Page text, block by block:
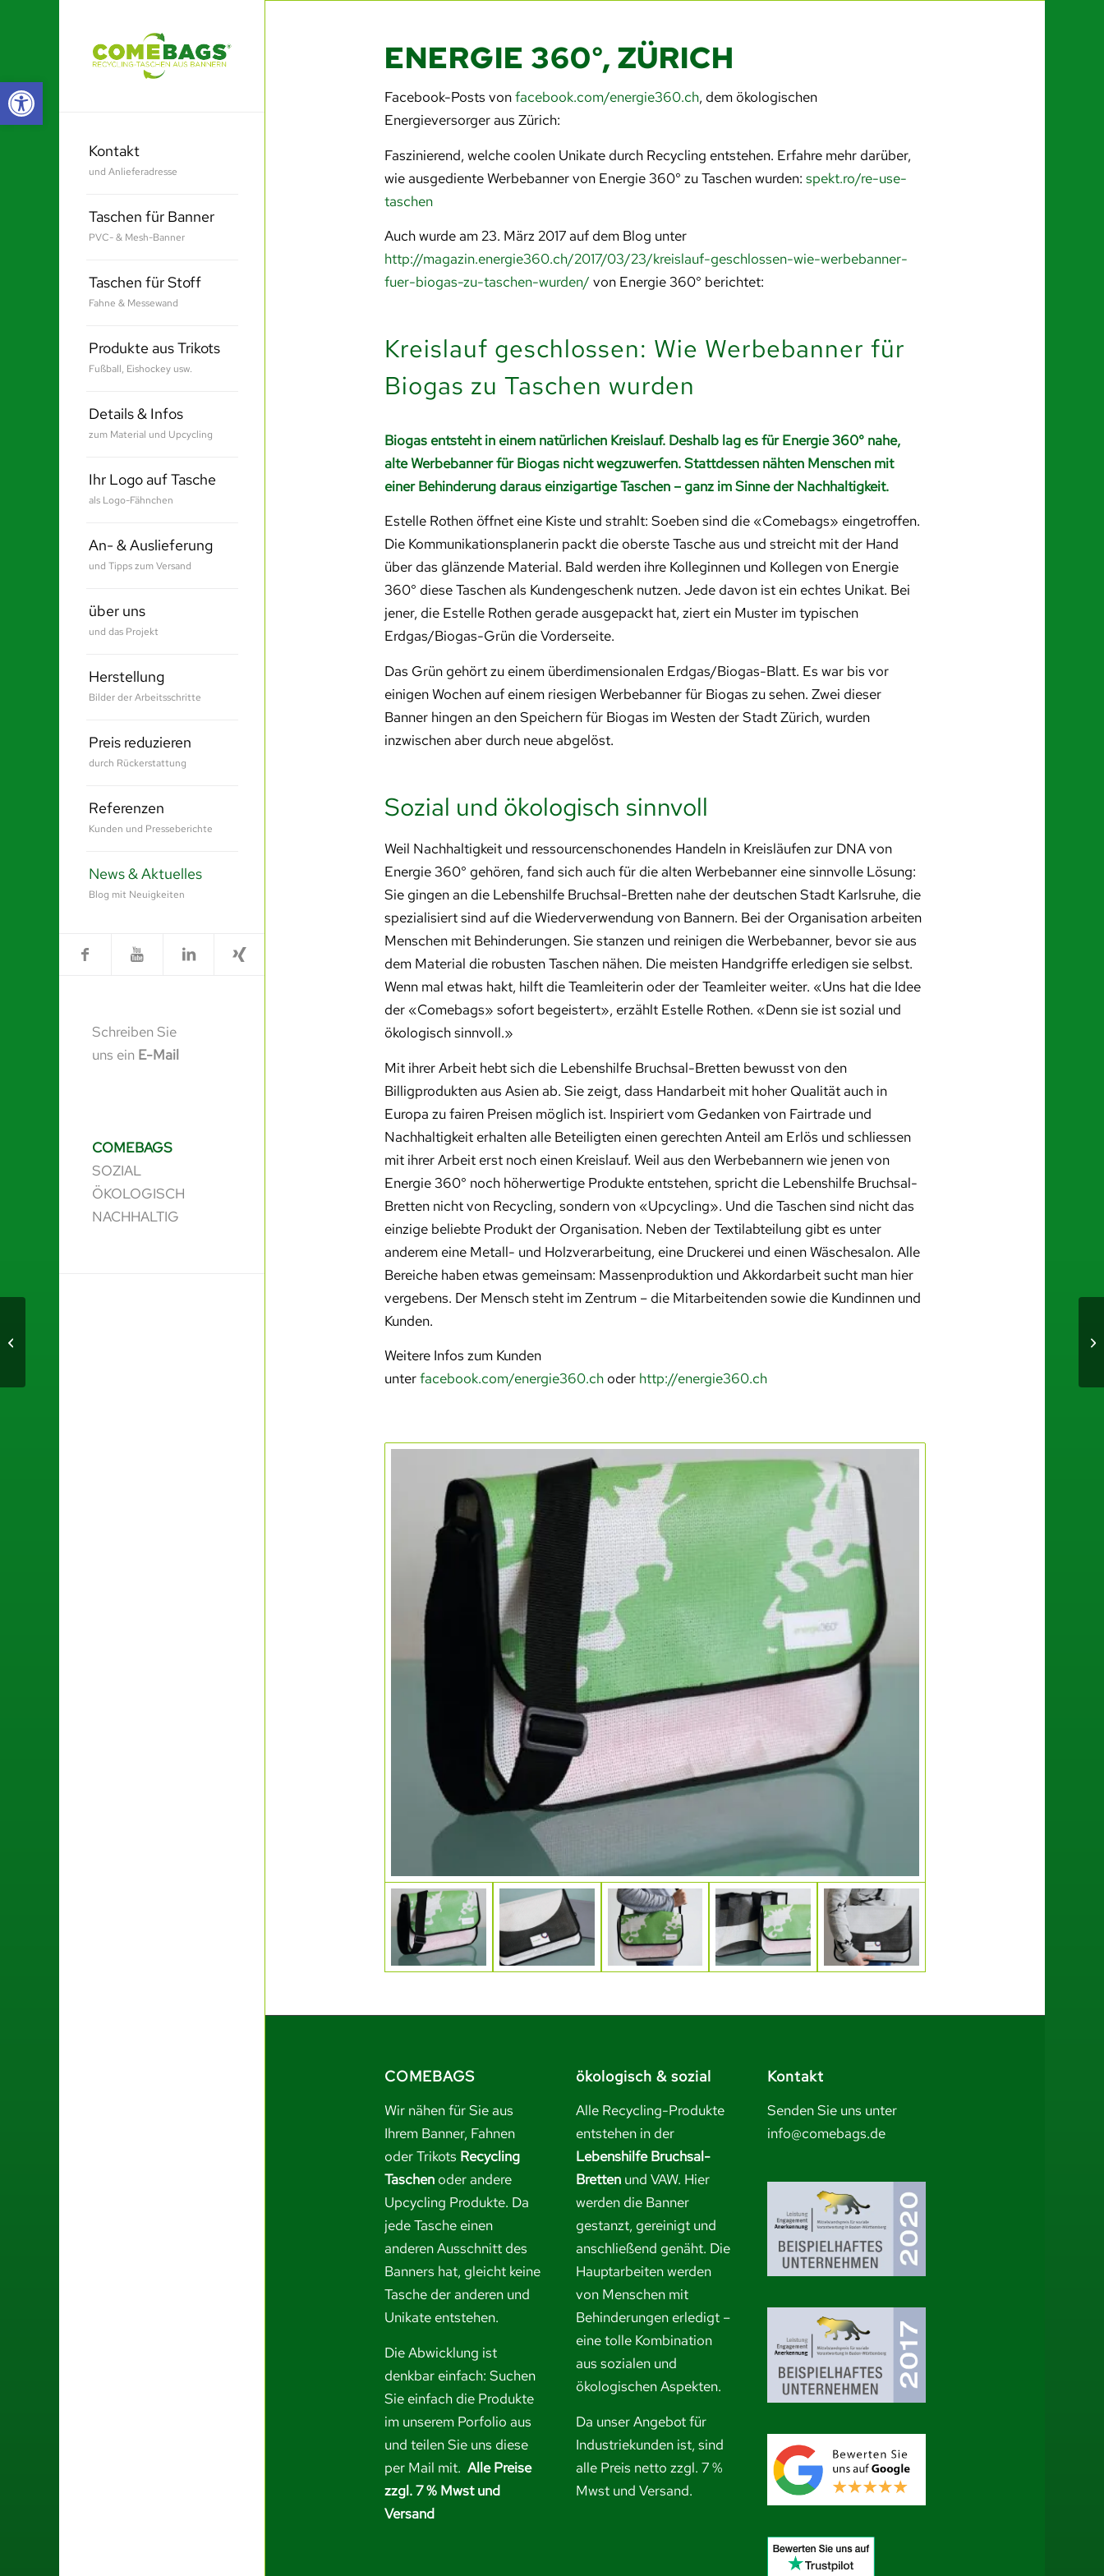
Werkzeugleiste öffnen
Kontakt
und Anlieferadresse
Taschen für Banner
PVC- & Mesh-Banner
Taschen für Stoff
Fahne & Messewand
Produkte aus Trikots
Fußball, Eishockey usw.
Details & Infos
zum Material und Upcycling
Ihr Logo auf Tasche
als Logo-Fähnchen
An- & Auslieferung
und Tipps zum Versand
über uns
und das Projekt
Herstellung
Bilder der Arbeitsschritte
Preis reduzieren
durch Rückerstattung
Referenzen
Kunden und Presseberichte
News & Aktuelles
Blog mit Neuigkeiten
Schreiben Sie
uns ein E-Mail
COMEBAGS
SOZIAL
ÖKOLOGISCH
NACHHALTIG
ENERGIE 360°, ZÜRICH
Facebook-Posts vonfacebook.com/energie360.ch, dem ökologischen
Energieversorger aus Zürich:
Faszinierend, welche coolen Unikate durch Recycling entstehen. Erfahre mehr darüber,
wie ausgediente Werbebanner von Energie 360° zu Taschen wurden: spekt.ro/re-use-
taschen
Auch wurde am 23. März 2017 auf dem Blog unter
http://magazin.energie360.ch/2017/03/23/kreislauf-geschlossen-wie-werbebanner-
fuer-biogas-zu-taschen-wurden/ von Energie 360° berichtet:
Kreislauf geschlossen: Wie Werbebanner für
Biogas zu Taschen wurden
Biogas entsteht in einem natürlichen Kreislauf. Deshalb lag es für Energie 360° nahe,
alte Werbebanner für Biogas nicht wegzuwerfen. Stattdessen nähten Menschen mit
einer Behinderung daraus einzigartige Taschen – ganz im Sinne der Nachhaltigkeit.
Estelle Rothen öffnet eine Kiste und strahlt: Soeben sind die «Comebags» eingetroffen.
Die Kommunikationsplanerin packt die oberste Tasche aus und streicht mit der Hand
über das glänzende Material. Bald werden ihre Kolleginnen und Kollegen von Energie
360° diese Taschen als Kundengeschenk nutzen. Jede davon ist ein echtes Unikat. Bei
jener, die Estelle Rothen gerade ausgepackt hat, ziert ein Muster im typischen
Erdgas/Biogas-Grün die Vorderseite.
Das Grün gehört zu einem überdimensionalen Erdgas/Biogas-Blatt. Es war bis vor
einigen Wochen auf einem riesigen Werbebanner für Biogas zu sehen. Zwei dieser
Banner hingen an den Speichern für Biogas im Westen der Stadt Zürich, wurden
inzwischen aber durch neue abgelöst.
Sozial und ökologisch sinnvoll
Weil Nachhaltigkeit und ressourcenschonendes Handeln in Kreisläufen zur DNA von
Energie 360° gehören, fand sich auch für die alten Werbebanner eine sinnvolle Lösung:
Sie gingen an die Lebenshilfe Bruchsal-Bretten nahe der deutschen Stadt Karlsruhe, die
spezialisiert sind auf die Wiederverwendung von Bannern. Bei der Organisation arbeiten
Menschen mit Behinderungen. Sie stanzen und reinigen die Werbebanner, bevor sie aus
dem Material die robusten Taschen nähen. Die meisten Handgriffe erledigen sie selbst.
Wenn mal etwas hakt, hilft die Teamleiterin oder der Teamleiter weiter. «Uns hat die Idee
der «Comebags» sofort begeistert», erzählt Estelle Rothen. «Denn sie ist sozial und
ökologisch sinnvoll.»
Mit ihrer Arbeit hebt sich die Lebenshilfe Bruchsal-Bretten bewusst von den
Billigprodukten aus Asien ab. Sie zeigt, dass Handarbeit mit hoher Qualität auch in
Europa zu fairen Preisen möglich ist. Inspiriert vom Gedanken von Fairtrade und
Nachhaltigkeit erhalten alle Beteiligten einen gerechten Anteil am Erlös und schliessen
mit ihrer Arbeit erst noch einen Kreislauf. Weil aus den Werbebannern wie jenen von
Energie 360° noch höherwertige Produkte entstehen, spricht die Lebenshilfe Bruchsal-
Bretten nicht von Recycling, sondern von «Upcycling». Und die Taschen sind nicht das
einzige beliebte Produkt der Organisation. Neben der Textilabteilung gibt es unter
anderem eine Metall- und Holzverarbeitung, eine Druckerei und einen Wäschesalon. Alle
Bereiche haben etwas gemeinsam: Massenproduktion und Akkordarbeit sucht man hier
vergebens. Der Mensch steht im Zentrum – die Mitarbeitenden sowie die Kundinnen und
Kunden.
Weitere Infos zum Kunden
unterfacebook.com/energie360.choder http://energie360.ch
COMEBAGS
Wir nähen für Sie aus
Ihrem Banner, Fahnen
oder Trikots Recycling
Taschenoder andere
Upcycling Produkte. Da
jede Tasche einen
anderen Ausschnitt des
Banners hat, gleicht keine
Tasche der anderen und
Unikate entstehen.
Die Abwicklung ist
denkbar einfach: Suchen
Sie einfach die Produkte
im unserem Porfolio aus
und teilen Sie uns diese
per Mail mit. Alle Preise
zzgl. 7 % Mwst und
Versand
ökologisch & sozial
Alle Recycling-Produkte
entstehen in der
Lebenshilfe Bruchsal-
Bretten und VAW. Hier
werden die Banner
gestanzt, gereinigt und
anschließend genäht. Die
Hauptarbeiten werden
von Menschen mit
Behinderungen erledigt –
eine tolle Kombination
aus sozialen und
ökologischen Aspekten.
Da unser Angebot für
Industriekunden ist, sind
alle Preis netto zzgl. 7 %
Mwst und Versand.
Kontakt
Senden Sie uns unter
info@comebags.de